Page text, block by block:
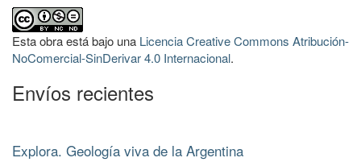
Esta obra está bajo una Licencia Creative Commons Atribución-
NoComercial-SinDerivar 4.0 Internacional.
Envíos recientes
Explora. Geología viva de la Argentina